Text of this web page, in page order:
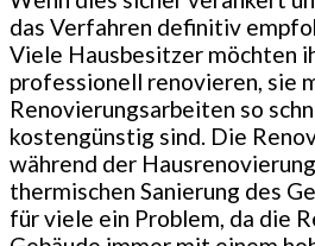
das Verfahren definitiv
Viele Hausbesitzer möchten
professionell renovieren, sie
Renovierungsarbeiten so
kostengünstig sind. Die
während der
thermischen Sanierung des
für viele ein Problem, da die